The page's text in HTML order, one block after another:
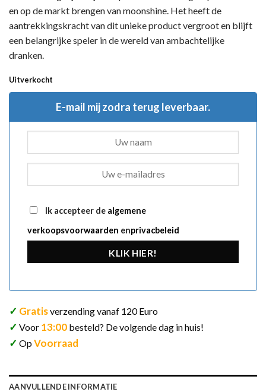
en op de markt brengen van moonshine. Het heeft de
aantrekkingskracht van dit unieke product vergroot en blijft
een belangrijke speler in de wereld van ambachtelijke
dranken.
Uitverkocht
E-mail mij zodra terug leverbaar.
Ik accepteer de algemene
verkoopsvoorwaarden enprivacbeleid
KLIK HIER!
✓ Gratisverzending vanaf 120 Euro
✓ Voor 13:00 besteld? De volgende dag in huis!
✓ OpVoorraad
AANVULLENDE INFORMATIE